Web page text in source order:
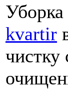
Уборка
kvartir
чистку